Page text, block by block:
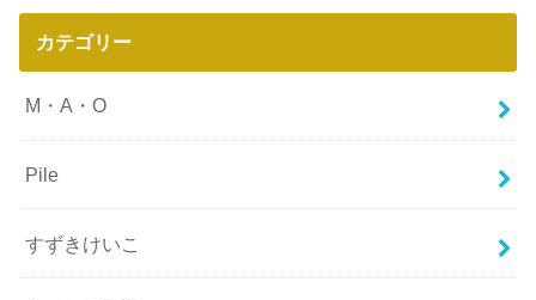
カテゴリー
M・A・O
Pile
すずきけいこ